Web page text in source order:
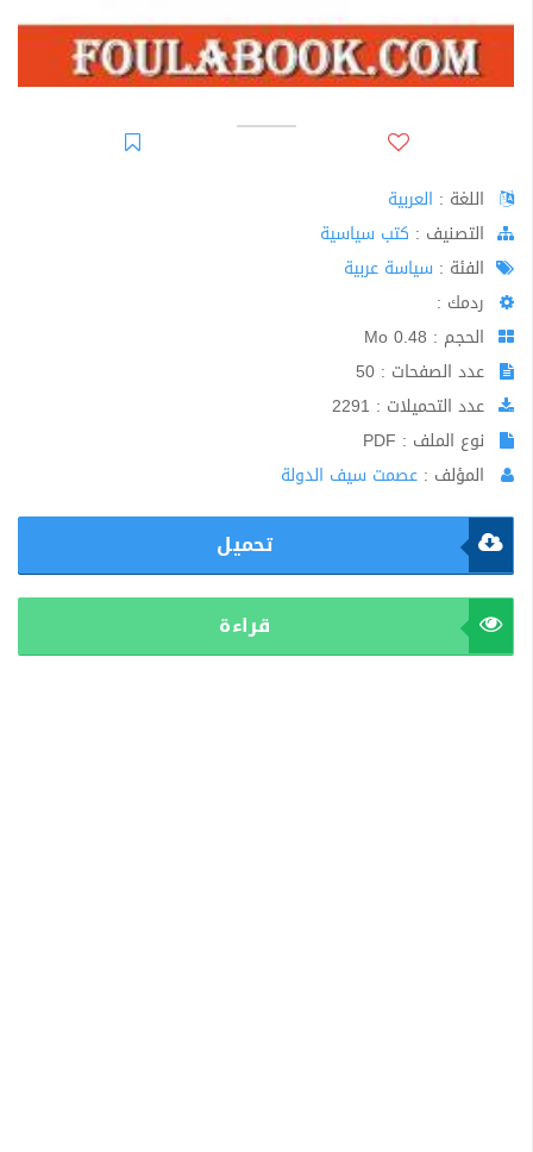
اللغة : العربية
اﻟﺘﺼﻨﻴﻒ : كتب سياسية
الفئة : سياسة عربية
ردمك :
الحجم : 0.48 Mo
عدد الصفحات : 50
عدد التحميلات : 2291
نوع الملف : PDF
المؤلف : عصمت سيف الدولة
تحميل
قراءة